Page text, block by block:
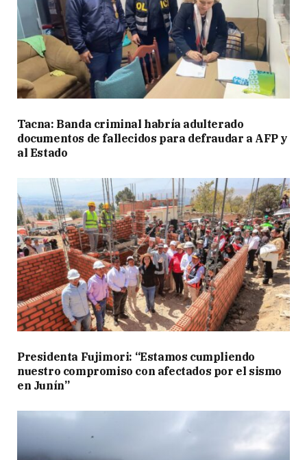
Tacna: Banda criminal habría adulterado
documentos de fallecidos para defraudar a AFP y
al Estado
Presidenta Fujimori: “Estamos cumpliendo
nuestro compromiso con afectados por el sismo
en Junín”